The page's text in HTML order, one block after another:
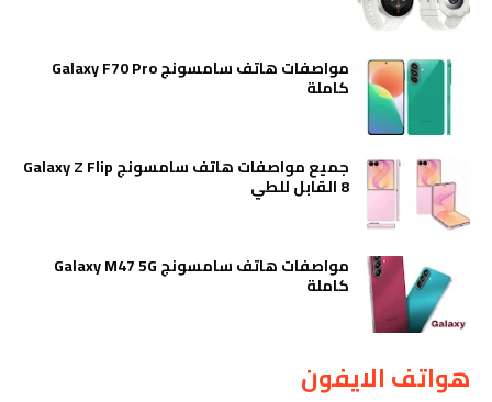
مواصفات هاتف سامسونج Galaxy F70 Pro
كاملة
جميع مواصفات هاتف سامسونج Galaxy Z Flip
8 القابل للطي
مواصفات هاتف سامسونج Galaxy M47 5G
كاملة
هواتف الايفون